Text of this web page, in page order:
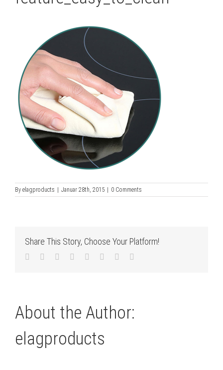
By elagproducts Januar 28th, 2015 0 Comments
Share This Story, Choose Your Platform!
Facebook
TwitterLinkedIn
Reddit TumblrPinterest
About the Author:
elagproducts